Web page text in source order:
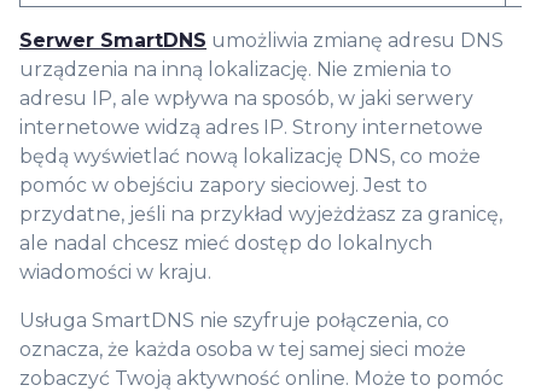
Serwer SmartDNS umożliwia zmianę adresu DNS
urządzenia na inną lokalizację. Nie zmienia to
adresu IP, ale wpływa na sposób, w jaki serwery
internetowe widzą adres IP. Strony internetowe
będą wyświetlać nową lokalizację DNS, co może
pomóc w obejściu zapory sieciowej. Jest to
przydatne, jeśli na przykład wyjeżdżasz za granicę,
ale nadal chcesz mieć dostęp do lokalnych
wiadomości w kraju.
Usługa SmartDNS nie szyfruje połączenia, co
oznacza, że każda osoba w tej samej sieci może
zobaczyć Twoją aktywność online. Może to pomóc